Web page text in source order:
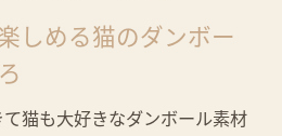
しめる猫のダンボー
猫も大好きなダンボール素材